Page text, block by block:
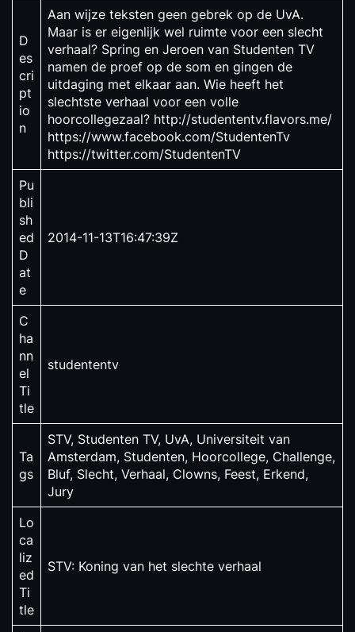
D
es
cri
pt
io
n
Aan wijze teksten geen gebrek op de UvA.
Maar is er eigenlijk wel ruimte voor een slecht
verhaal? Spring en Jeroen van Studenten TV
namen de proef op de som en gingen de
uitdaging met elkaar aan. Wie heeft het
slechtste verhaal voor een volle
hoorcollegezaal? http://studententv.flavors.me/
https://www.facebook.com/StudentenTv
https://twitter.com/StudentenTV
Pu
bli
sh
ed
D
at
e
2014-11-13T16:47:39Z
C
ha
nn
el
Ti
tle
studententv
Ta
gs
STV, Studenten TV, UvA, Universiteit van
Amsterdam, Studenten, Hoorcollege, Challenge,
Bluf, Slecht, Verhaal, Clowns, Feest, Erkend,
Jury
Lo
ca
liz
ed
Ti
tle
STV: Koning van het slechte verhaal